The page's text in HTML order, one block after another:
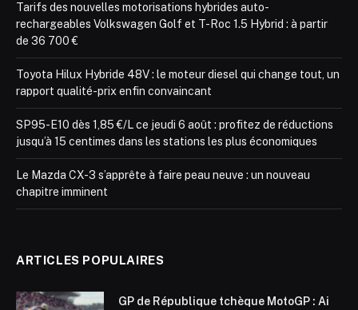
Tarifs des nouvelles motorisations hybrides auto-
rechargeables Volkswagen Golf et T-Roc 1.5 Hybrid : à partir
de 36 700 €
Toyota Hilux Hybride 48V : le moteur diesel qui change tout, un
rapport qualité-prix enfin convaincant
SP95-E10 dès 1,85 €/L ce jeudi 6 août : profitez de réductions
jusqu’à 15 centimes dans les stations les plus économiques
Le Mazda CX-3 s’apprête à faire peau neuve : un nouveau
chapitre imminent
ARTICLES POPULAIRES
GP de République tchèque MotoGP : Ai